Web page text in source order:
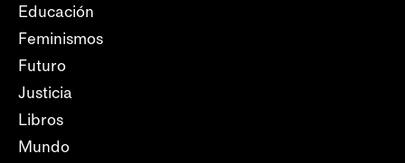
Educación
Feminismos
Futuro
Justicia
Libros
Mundo